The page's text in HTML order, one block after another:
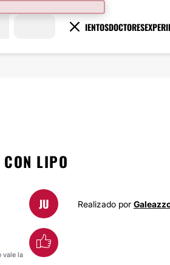
TRATAMIENTOSDOCTORES
LIPO
JU Realizado por
vale la